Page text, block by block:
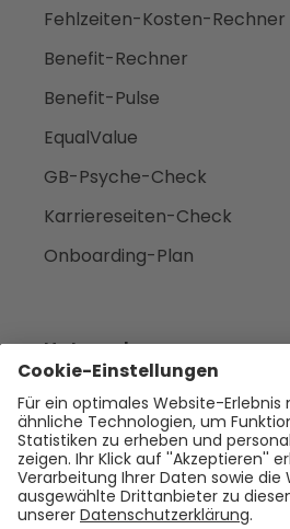
Fehlzeiten-Kosten-Rechner
Benefit-Rechner
Benefit-Pulse
EqualValue
GB-Psyche-Check
Karriereseiten-Check
Onboarding-Plan
Unternehmen
Empfehlen
Über uns
Presse
Karriere